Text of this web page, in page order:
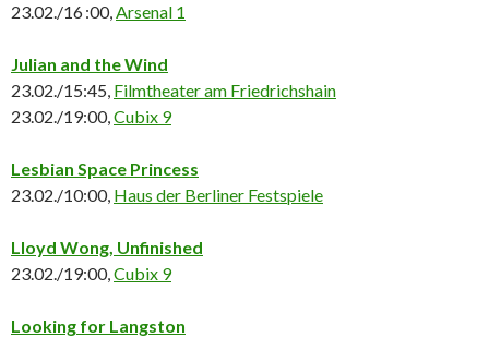
23.02./16 :00,Arsenal 1
Julian and the Wind
23.02./15:45, Filmtheater am Friedrichshain
23.02./19:00,Cubix 9
Lesbian Space Princess
23.02./10:00, Haus der Berliner Festspiele
Lloyd Wong, Unfinished
23.02./19:00,Cubix 9
Looking for Langston